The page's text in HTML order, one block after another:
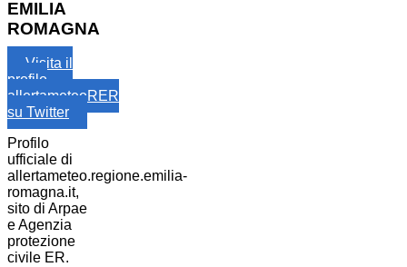
EMILIA
ROMAGNA
Visita il
profilo
allertameteoRER
su Twitter
Profilo
ufficiale di
allertameteo.regione.emilia-
romagna.it,
sito di Arpae
e Agenzia
protezione
civile ER.